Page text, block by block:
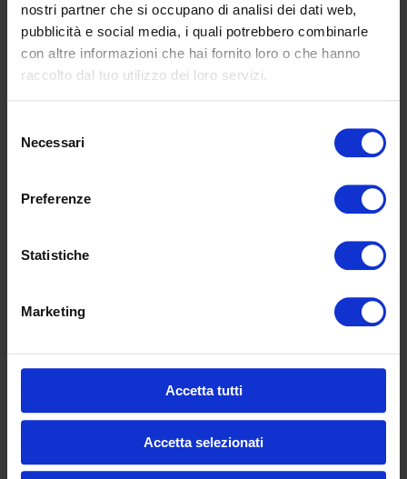
nostri partner che si occupano di analisi dei dati web,
pubblicità e social media, i quali potrebbero combinarle
con altre informazioni che hai fornito loro o che hanno
raccolto dal tuo utilizzo dei loro servizi.
delNecessari
Preferenze
Statistiche
Marketing
Accetta tutti
Accetta selezionati
Acconsento al trattamento dei miei
dati personali per la finalità di
profilazione e ricontatto, come
descritto nellaPrivacy Policy
Informazioni aggiuntive
Largh. 50, prof. 100,
Prodotti correlati